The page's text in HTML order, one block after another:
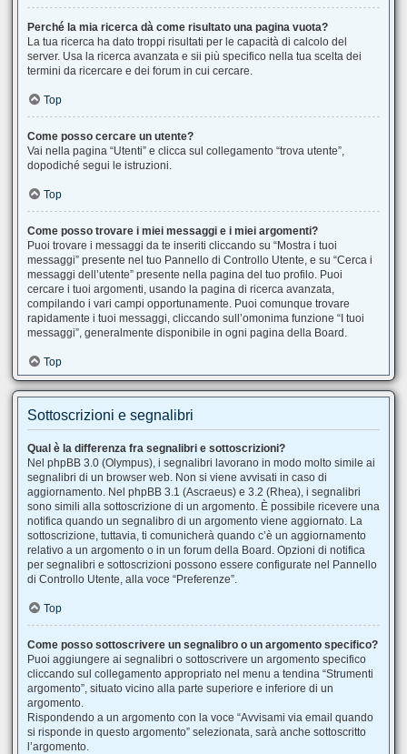
Perché la mia ricerca dà come risultato una pagina vuota?
La tua ricerca ha dato troppi risultati per le capacità di calcolo del
server. Usa la ricerca avanzata e sii più specifico nella tua scelta dei
termini da ricercare e dei forum in cui cercare.
Top
Come posso cercare un utente?
Vai nella pagina “Utenti” e clicca sul collegamento “trova utente”,
dopodiché segui le istruzioni.
Top
Come posso trovare i miei messaggi e i miei argomenti?
Puoi trovare i messaggi da te inseriti cliccando su “Mostra i tuoi
messaggi” presente nel tuo Pannello di Controllo Utente, e su “Cerca i
messaggi dell’utente” presente nella pagina del tuo profilo. Puoi
cercare i tuoi argomenti, usando la pagina di ricerca avanzata,
compilando i vari campi opportunamente. Puoi comunque trovare
rapidamente i tuoi messaggi, cliccando sull’omonima funzione “I tuoi
messaggi”, generalmente disponibile in ogni pagina della Board.
Top
Sottoscrizioni e segnalibri
Qual è la differenza fra segnalibri e sottoscrizioni?
Nel phpBB 3.0 (Olympus), i segnalibri lavorano in modo molto simile ai
segnalibri di un browser web. Non si viene avvisati in caso di
aggiornamento. Nel phpBB 3.1 (Ascraeus) e 3.2 (Rhea), i segnalibri
sono simili alla sottoscrizione di un argomento. È possibile ricevere una
notifica quando un segnalibro di un argomento viene aggiornato. La
sottoscrizione, tuttavia, ti comunicherà quando c’è un aggiornamento
relativo a un argomento o in un forum della Board. Opzioni di notifica
per segnalibri e sottoscrizioni possono essere configurate nel Pannello
di Controllo Utente, alla voce “Preferenze”.
Top
Come posso sottoscrivere un segnalibro o un argomento specifico?
Puoi aggiungere ai segnalibri o sottoscrivere un argomento specifico
cliccando sul collegamento appropriato nel menu a tendina “Strumenti
argomento”, situato vicino alla parte superiore e inferiore di un
argomento.
Rispondendo a un argomento con la voce “Avvisami via email quando
si risponde in questo argomento” selezionata, sarà anche sottoscritto
l’argomento.